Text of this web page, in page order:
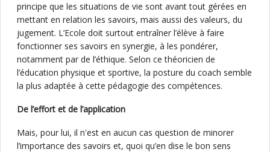
principe que les situations de vie sont avant tout gérées en
mettant en relation les savoirs, mais aussi des valeurs, du
jugement. L’Ecole doit surtout entraîner l’élève à faire
fonctionner ses savoirs en synergie, à les pondérer,
notamment par de l’éthique. Selon ce théoricien de
l’éducation physique et sportive, la posture du coach semble
la plus adaptée à cette pédagogie des compétences.
De l’effort et de l’application
Mais, pour lui, il n'est en aucun cas question de minorer
l’importance des savoirs et, quoi qu’en dise le bon sens